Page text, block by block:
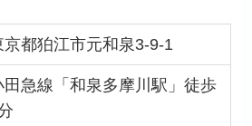
京都狛江市元和泉3-9-1
田急線「和泉多摩川駅」徒歩